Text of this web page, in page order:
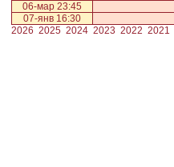
06-мар 23:45
07-янв 16:30
2026 2025 2024 2023 2022 2021